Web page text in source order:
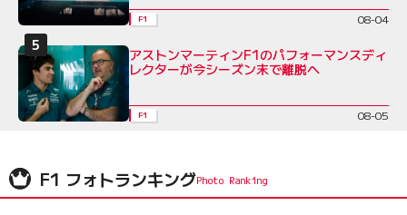
F1 08-04
アストンマーティンF1のパフォーマンスディ
レクターが今シーズン末で離脱へ
F1 08-05
F1 フォトランキング